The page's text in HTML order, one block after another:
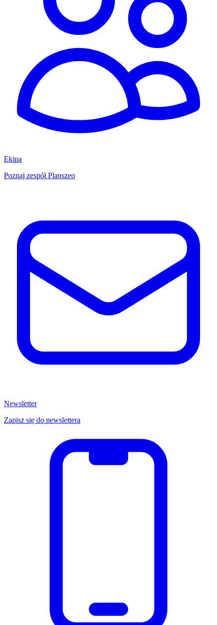
Ekipa
Poznaj zespół Planszeo
Newsletter
Zapisz się do newslettera